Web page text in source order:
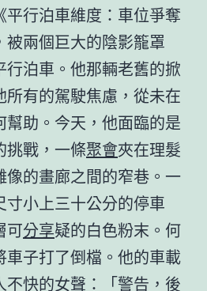
平行泊車維度：車位爭奪
兩個巨大的陰影籠罩
泊車。他那輛老舊的掀
有的駕駛焦慮，從未在
助。今天，他面臨的是
挑戰，一條聚會夾在理髮
像的畫廊之間的窄巷。一
小上三十公分的停車
可分享疑的白色粉末。何
車子打了倒檔。他的車載
快的女聲：「警告，後